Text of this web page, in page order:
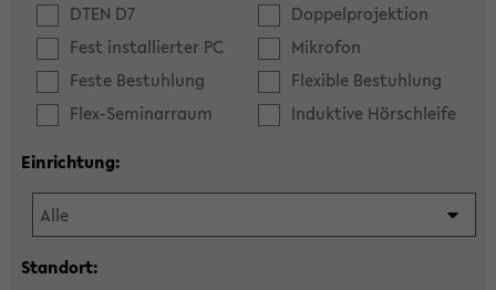
DTEN D7
Doppelprojektion
Fest installierter PC
Mikrofon
Feste Bestuhlung
Flexible Bestuhlung
Flex-Seminarraum
Induktive Hörschleife
Einrichtung:
Standort: